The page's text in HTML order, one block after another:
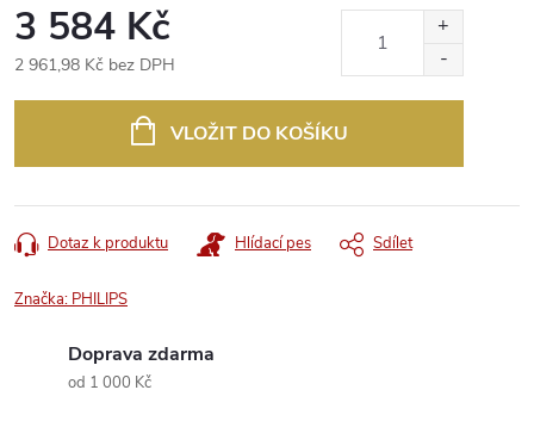
3 584 Kč
2 961,98 Kč bez DPH
VLOŽIT DO KOŠÍKU
Dotaz k produktu Hlídací pes Sdílet
Značka: PHILIPS
Doprava zdarma
od 1 000 Kč